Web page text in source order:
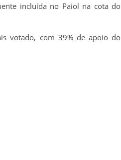
incluída no Paiol na cota do
votado, com 39% de apoio do